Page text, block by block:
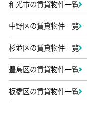
和光市の賃貸物件一覧
中野区の賃貸物件一覧
杉並区の賃貸物件一覧
豊島区の賃貸物件一覧
板橋区の賃貸物件一覧